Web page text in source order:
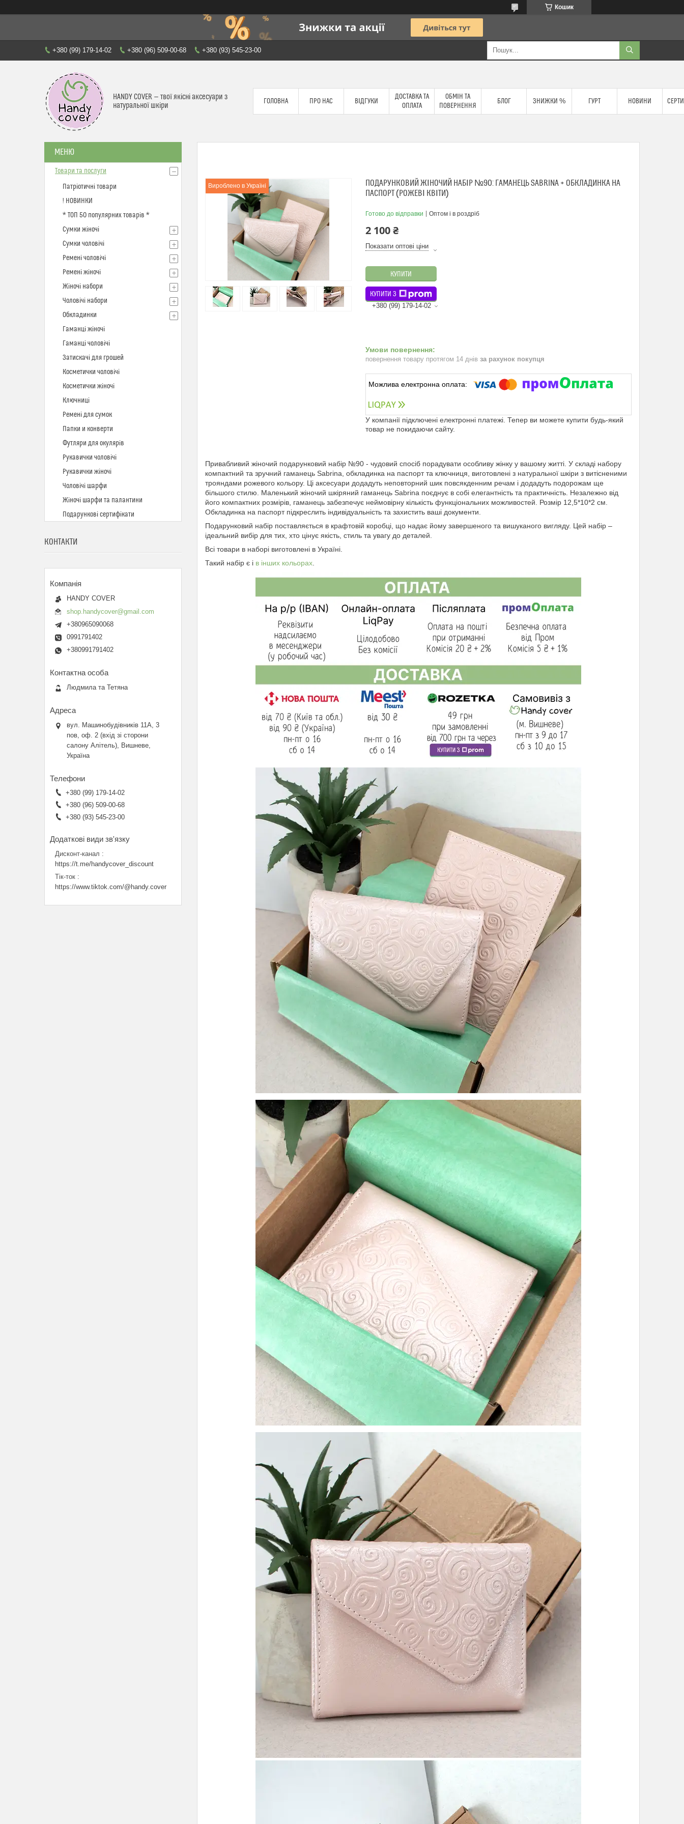
Кошик
+380 (99) 179-14-02 +380 (96) 509-00-68 +380 (93) 545-23-00
HANDY COVER — твої якісні аксесуари з
натуральної шкіри
ГОЛОВНА ПРО НАС ВІДГУКИ
ДОСТАВКА ТА
ОПЛАТА
ОБМІН ТА
ПОВЕРНЕННЯ
БЛОГ ЗНИЖКИ % ГУРТ НОВИНИ
Вироблено в Україні
ПОДАРУНКОВИЙ ЖІНОЧИЙ НАБІР №90: ГАМАНЕЦЬ SABRINA + ОБКЛАДИНКА НА
ПАСПОРТ (РОЖЕВІ КВІТИ)
Готово до відправки Оптом і в роздріб
2 100 ₴
Показати оптові ціни
КУПИТИ
КУПИТИ З
+380 (99) 179-14-02
повернення товару протягом 14 днів за рахунок покупця
У компанії підключені електронні платежі. Тепер ви можете купити будь-який
товар не покидаючи сайту.
Привабливий жіночий подарунковий набір №90 - чудовий спосіб порадувати особливу жінку у вашому житті. У складі набору
компактний та зручний гаманець Sabrina, обкладинка на паспорт та ключниця, виготовлені з натуральної шкіри з витісненими
трояндами рожевого кольору. Ці аксесуари додадуть неповторний шик повсякденним речам і додадуть подорожам ще
більшого стилю. Маленький жіночий шкіряний гаманець Sabrina поєднує в собі елегантність та практичність. Незалежно від
його компактних розмірів, гаманець забезпечує неймовірну кількість функціональних можливостей. Розмір 12,5*10*2 см.
Обкладинка на паспорт підкреслить індивідуальність та захистить ваші документи.
Подарунковий набір поставляється в крафтовій коробці, що надає йому завершеного та вишуканого вигляду. Цей набір –
ідеальний вибір для тих, хто цінує якість, стиль та увагу до деталей.
Всі товари в наборі виготовлені в Україні.
Такий набір є і в інших кольорах
Товари та послуги
Патріотичні товари
! НОВИНКИ
* ТОП 50 популярних товарів *
Сумки жіночі
Сумки чоловічі
Ремені чоловічі
Ремені жіночі
Жіночі набори
Чоловічі набори
Обкладинки
Гаманці жіночі
Гаманці чоловічі
Затискачі для грошей
Косметички чоловічі
Косметички жіночі
Ключниці
Ремені для сумок
Папки и конверти
Футляри для окулярів
Рукавички чоловічі
Рукавички жіночі
Чоловічі шарфи
Жіночі шарфи та палантини
Подарункові сертифікати
КОНТАКТИ
HANDY COVER
shop.handycover@gmail.com
+380965090068
0991791402
+380991791402
Людмила та Тетяна
вул. Машинобудівників 11А, 3
пов, оф. 2 (вхід зі сторони
салону Алітель), Вишневе,
Україна
+380 (99) 179-14-02
+380 (96) 509-00-68
+380 (93) 545-23-00
Дисконт-канал
https://t.me/handycover_discount
Тік-ток
https://www.tiktok.com/@handy.cover